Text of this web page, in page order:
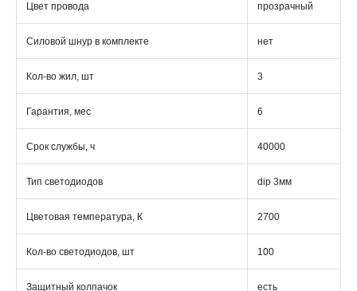
Цвет провода прозрачный
Силовой шнур в комплекте нет
Кол-во жил, шт 3
Гарантия, мес 6
Срок службы, ч 40000
Тип светодиодов dip 3мм
Цветовая температура, К 2700
Кол-во светодиодов, шт 100
Защитный колпачок есть